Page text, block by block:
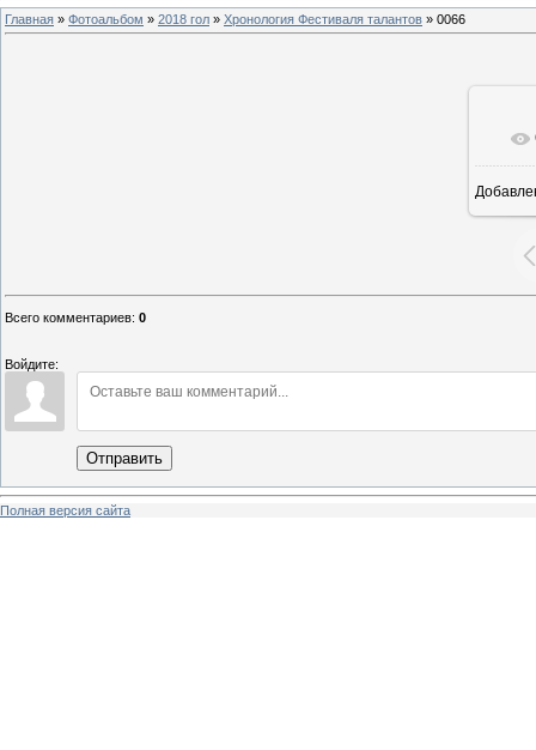
Главная » Фотоальбом » 2018 гол » Хронология Фестиваля талантов » 0066
Всего комментариев: 0
Войдите:
Отправить
Полная версия сайта